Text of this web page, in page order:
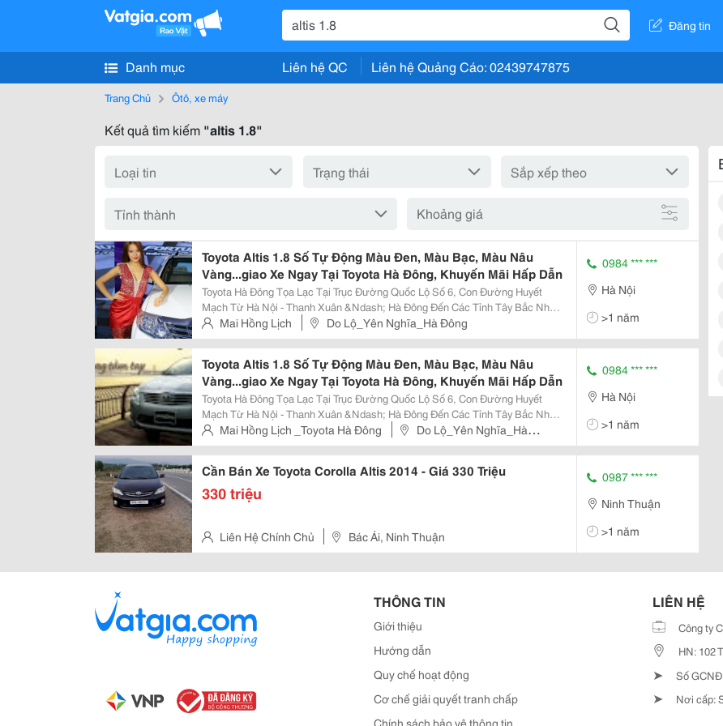
Đăng tin
Danh mục Liên hệ QC Liên hệ Quảng Cáo: 02439747875
Trang Chủ Ôtô, xe máy
Kết quả tìm kiếm "altis 1.8"
Khoảng giá
Toyota Altis 1.8 Số Tự Động Màu Đen, Màu Bạc, Màu Nâu
Vàng...giao Xe Ngay Tại Toyota Hà Đông, Khuyến Mãi Hấp Dẫn
Toyota Hà Đông Tọa Lạc Tại Trục Đường Quốc Lộ Số 6, Con Đường Huyết
Mạch Từ Hà Nội - Thanh Xuân &Ndash; Hà Đông Đến Các Tỉnh Tây Bắc Như
Hòa Bình,Sơn La, Lai Châu Với Tổng Vốn Đầu Tư Trên 4 Triệu Đô La Mỹ. Tổng
Diện Tích Sử Dụng Là Phòng Trưng Bày Rộ
Mai Hồng Lịch Do Lộ_Yên Nghĩa_Hà Đông
0984 *** ***
Hà Nội
>1 năm
Toyota Altis 1.8 Số Tự Động Màu Đen, Màu Bạc, Màu Nâu
Vàng...giao Xe Ngay Tại Toyota Hà Đông, Khuyến Mãi Hấp Dẫn
Toyota Hà Đông Tọa Lạc Tại Trục Đường Quốc Lộ Số 6, Con Đường Huyết
Mạch Từ Hà Nội - Thanh Xuân &Ndash; Hà Đông Đến Các Tỉnh Tây Bắc Như
Hòa Bình,Sơn La, Lai Châu Với Tổng Vốn Đầu Tư Trên 4 Triệu Đô La Mỹ. Tổng
Diện Tích Sử Dụng Là Phòng Trưng Bày Rộ
Mai Hồng Lịch _Toyota Hà Đông
Do Lộ_Yên Nghĩa_Hà
Đông_Hà Nội
0984 *** ***
Hà Nội
>1 năm
Cần Bán Xe Toyota Corolla Altis 2014 - Giá 330 Triệu
330 triệu
Liên Hệ Chính Chủ Bác Ái, Ninh Thuận
0987 *** ***
Ninh Thuận
>1 năm
THÔNG TIN
Giới thiệu
Hướng dẫn
Quy chế hoạt động
Cơ chế giải quyết tranh chấp
Chính sách bảo vệ thông tin
LIÊN HỆ
Công ty
HN: 102
➤ Số
➤ Nơi cấp: